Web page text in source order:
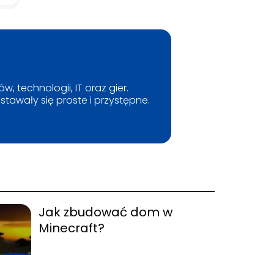
technologii, IT oraz gier.
się proste i przystępne.
Jak zbudować dom w
Minecraft?